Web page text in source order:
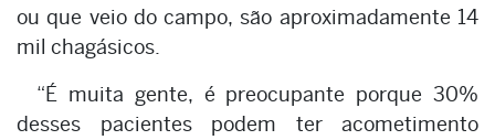
ou que veio do campo, são aproximadamente 14
mil chagásicos.
“É muita gente, é preocupante porque 30%
desses pacientes podem ter acometimento